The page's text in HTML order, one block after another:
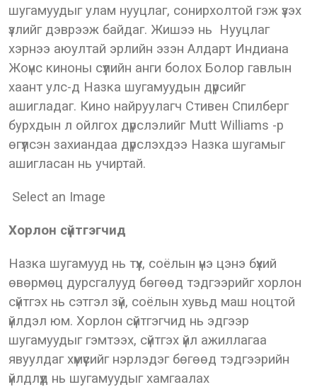
шугамуудыг улам нууцлаг, сонирхолтой гэж үзэх
үзлийг дэврээж байдаг. Жишээ нь Нууцлаг
хэрнээ аюултай эрлийн эзэн Алдарт Индиана
Жоүнс киноны сүүлийн анги болох Болор гавлын
хаант улс-д Назка шугамуудын дүрсийг
ашигладаг. Кино найруулагч Стивен Спилберг
бурхдын л ойлгох дүрслэлийг Mutt Williams -р
өгүүлсэн захиандаа дүрслэхдээ Назка шугамыг
ашигласан нь учиртай.
Select an Image
Хорлон сүйтгэгчид
Назка шугамууд нь түүх, соёлын үнэ цэнэ бүхий
өвөрмөц дурсгалууд бөгөөд тэдгээрийг хорлон
сүйтгэх нь сэтгэл зүй, соёлын хувьд маш ноцтой
үйлдэл юм. Хорлон сүйтгэгчид нь эдгээр
шугамуудыг гэмтээх, сүйтгэх үйл ажиллагаа
явуулдаг хүмүүсийг нэрлэдэг бөгөөд тэдгээрийн
үйлдлүүд нь шугамуудыг хамгаалах